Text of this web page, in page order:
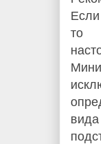
то